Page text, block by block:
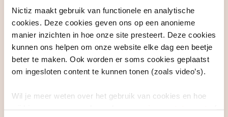
Nictiz maakt gebruik van functionele en analytische
cookies. Deze cookies geven ons op een anonieme
manier inzichten in hoe onze site presteert. Deze cookies
kunnen ons helpen om onze website elke dag een beetje
beter te maken. Ook worden er soms cookies geplaatst
om ingesloten content te kunnen tonen (zoals video’s).
Wil je meer weten over het gebruik van cookies en hoe
zijn toegelaten. Bekijk de
MedMij Catalogus
(opent
een
nieuw
venster)
voor een actueel
overzicht.
Ontwikkelt en beheert informatiestandaarden, die
voorschrijven hoe gegevensuitwisseling binnen MedMij moet
plaatsvinden.
standaarden op de juiste manier zijn ingebouwd bij ICT-